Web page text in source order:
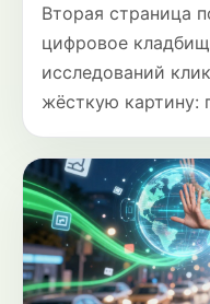
Вторая страница
цифровое
исследований
жёсткую картину: